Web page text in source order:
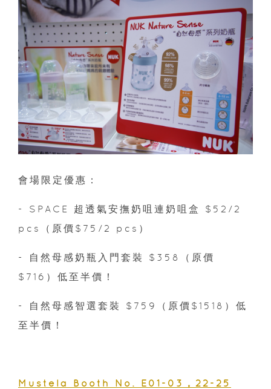
會場限定優惠：
- SPACE 超透氣安撫奶咀連奶咀盒 $52/2
pcs（原價$75/2 pcs）
- 自然母感奶瓶入門套裝 $358（原價
$716）低至半價！
- 自然母感智選套裝 $759（原價$1518）低
至半價！
Mustela Booth No. E01-03，22-25